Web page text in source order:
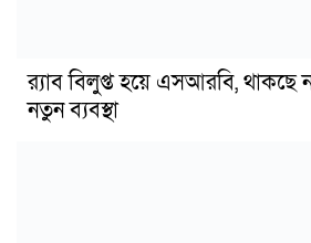
র‍্যাব বিলুপ্ত হয়ে এসআরবি, থাকছে
নতুন ব্যবস্থা